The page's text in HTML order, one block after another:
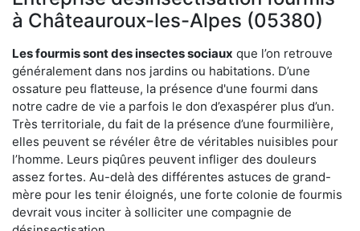
à Châteauroux-les-Alpes (05380)
Les fourmis sont des insectes sociaux que l’on retrouve
généralement dans nos jardins ou habitations. D’une
ossature peu flatteuse, la présence d'une fourmi dans
notre cadre de vie a parfois le don d’exaspérer plus d’un.
Très territoriale, du fait de la présence d’une fourmilière,
elles peuvent se révéler être de véritables nuisibles pour
l’homme. Leurs piqûres peuvent infliger des douleurs
assez fortes. Au-delà des différentes astuces de grand-
mère pour les tenir éloignés, une forte colonie de fourmis
devrait vous inciter à solliciter une compagnie de